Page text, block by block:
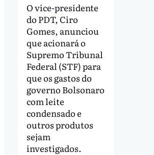
O vice-presidente
do PDT, Ciro
Gomes, anunciou
que acionará o
Supremo Tribunal
Federal (STF) para
que os gastos do
governo Bolsonaro
com leite
condensado e
outros produtos
sejam
investigados.